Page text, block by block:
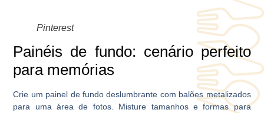
Pinterest
Painéis de fundo: cenário perfeito
para memórias
Crie um painel de fundo deslumbrante com balões metalizados
para uma área de fotos. Misture tamanhos e formas para